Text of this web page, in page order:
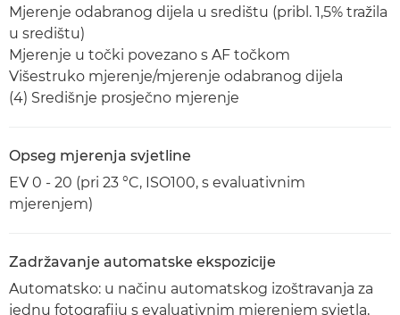
Mjerenje odabranog dijela u središtu (pribl. 1,5% tražila
u središtu)
Mjerenje u točki povezano s AF točkom
Višestruko mjerenje/mjerenje odabranog dijela
(4) Središnje prosječno mjerenje
Opseg mjerenja svjetline
EV 0 - 20 (pri 23 °C, ISO100, s evaluativnim
mjerenjem)
Zadržavanje automatske ekspozicije
Automatsko: u načinu automatskog izoštravanja za
jednu fotografiju s evaluativnim mjerenjem svjetla,